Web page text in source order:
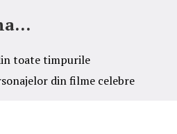
toate timpurile
din filme celebre